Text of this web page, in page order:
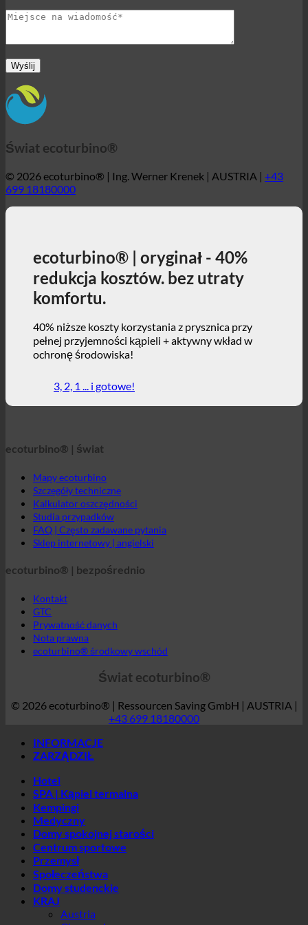
Świat ecoturbino®
© 2026 ecoturbino® | Ing. Werner Krenek | AUSTRIA | +43
699 18180000
ecoturbino® | oryginał - 40%
redukcja kosztów. bez utraty
komfortu.
40% niższe koszty korzystania z prysznica przy
pełnej przyjemności kąpieli + aktywny wkład w
ochronę środowiska!
3, 2, 1 ... i gotowe!
ecoturbino® | świat
Mapy ecoturbino
Szczegóły techniczne
Kalkulator oszczędności
Studia przypadków
FAQ | Często zadawane pytania
Sklep internetowy | angielski
ecoturbino® | bezpośrednio
Kontakt
GTC
Prywatność danych
Nota prawna
ecoturbino® środkowy wschód
Świat ecoturbino®
© 2026 ecoturbino® | Ressourcen Saving GmbH | AUSTRIA |
+43 699 18180000
INFORMACJE
ZARZĄDZIŁ
Hotel
SPA | Kąpiel termalna
Kempingi
Medyczny
Domy spokojnej starości
Centrum sportowe
Przemysł
Społeczeństwa
Domy studenckie
KRAJ
Austria